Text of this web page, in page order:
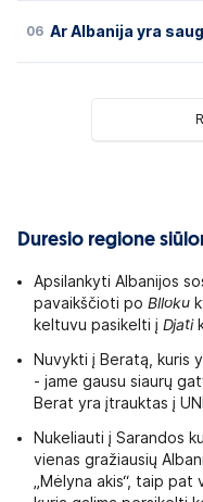
06 Ar Albanija yra
Duresio regione
Apsilankyti Albanijos
pavaikščioti po Blloku
keltuvu pasikelti į Djati
Nuvykti į Beratą, kuris
- jame gausu siaurų
Berat yra įtrauktas į
Nukeliauti į Sarandos
vienas gražiausių
„Mėlyna akis“, taip pat